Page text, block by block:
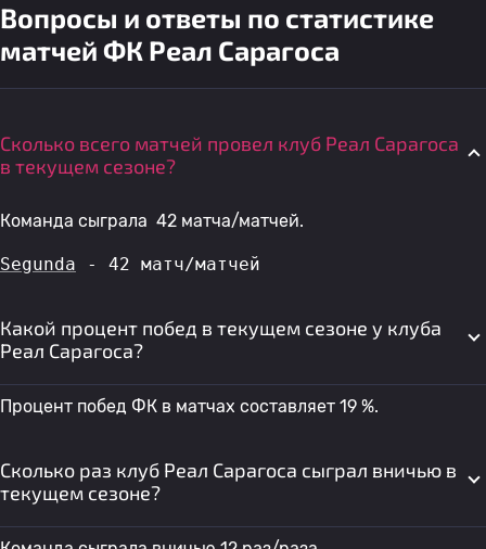
Вопросы и ответы по статистике
матчей ФК Реал Сарагоса
Сколько всего матчей провел клуб Реал Сарагоса
в текущем сезоне?
Команда сыграла 42 матча/матчей.
Segunda - 42 матч/матчей
Какой процент побед в текущем сезоне у клуба
Реал Сарагоса?
Процент побед ФК в матчах составляет 19 %.
Сколько раз клуб Реал Сарагоса сыграл вничью в
текущем сезоне?